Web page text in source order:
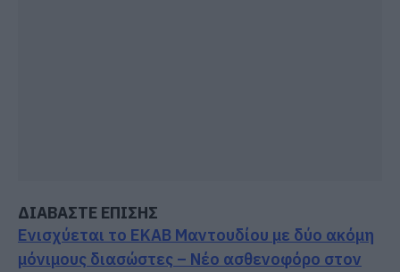
ΔΙΑΒΑΣΤΕ ΕΠΙΣΗΣ
Ενισχύεται το ΕΚΑΒ Μαντουδίου με δύο ακόμη
μόνιμους διασώστες – Νέο ασθενοφόρο στον